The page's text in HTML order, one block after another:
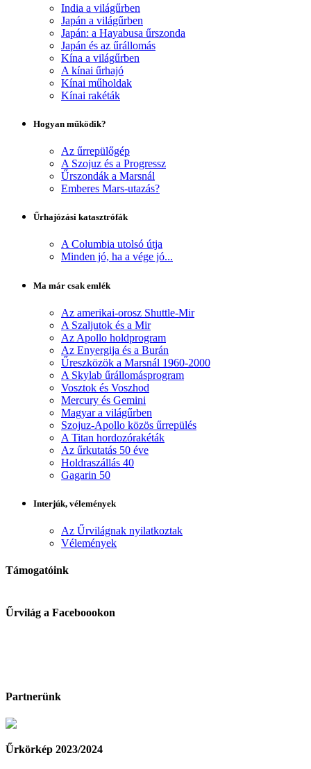
India a világűrben
Japán a világűrben
Japán: a Hayabusa űrszonda
Japán és az űrállomás
Kína a világűrben
A kínai űrhajó
Kínai műholdak
Kínai rakéták
Hogyan működik?
Az űrrepülőgép
A Szojuz és a Progressz
Űrszondák a Marsnál
Emberes Mars-utazás?
Űrhajózási katasztrófák
A Columbia utolsó útja
Minden jó, ha a vége jó...
Ma már csak emlék
Az amerikai-orosz Shuttle-Mir
A Szaljutok és a Mir
Az Apollo holdprogram
Az Enyergija és a Burán
Űreszközök a Marsnál 1960-2000
A Skylab űrállomásprogram
Vosztok és Voszhod
Mercury és Gemini
Magyar a világűrben
Szojuz-Apollo közös űrrepülés
A Titan hordozórakéták
Az űrkutatás 50 éve
Holdraszállás 40
Gagarin 50
Interjúk, vélemények
Az Űrvilágnak nyilatkoztak
Vélemények
Támogatóink
Űrvilág a Faceboookon
Partnerünk
Űrkörkép 2023/2024